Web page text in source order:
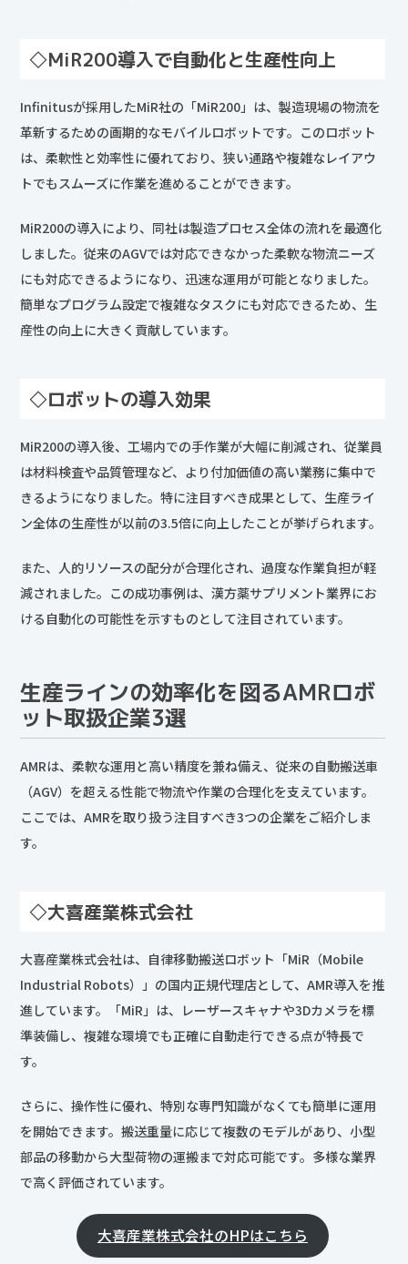
◇MiR200導入で自動化と生産性向上
Infinitusが採用したMiR社の「MiR200」は、製造現場の物流を
革新するための画期的なモバイルロボットです。このロボット
は、柔軟性と効率性に優れており、狭い通路や複雑なレイアウ
トでもスムーズに作業を進めることができます。
MiR200の導入により、同社は製造プロセス全体の流れを最適化
しました。従来のAGVでは対応できなかった柔軟な物流ニーズ
にも対応できるようになり、迅速な運用が可能となりました。
簡単なプログラム設定で複雑なタスクにも対応できるため、生
産性の向上に大きく貢献しています。
◇ロボットの導入効果
MiR200の導入後、工場内での手作業が大幅に削減され、従業員
は材料検査や品質管理など、より付加価値の高い業務に集中で
きるようになりました。特に注目すべき成果として、生産ライ
ン全体の生産性が以前の3.5倍に向上したことが挙げられます。
また、人的リソースの配分が合理化され、過度な作業負担が軽
減されました。この成功事例は、漢方薬サプリメント業界にお
ける自動化の可能性を示すものとして注目されています。
生産ラインの効率化を図るAMRロボ
ット取扱企業3選
AMRは、柔軟な運用と高い精度を兼ね備え、従来の自動搬送車
（AGV）を超える性能で物流や作業の合理化を支えています。
ここでは、AMRを取り扱う注目すべき3つの企業をご紹介しま
す。
◇大喜産業株式会社
大喜産業株式会社は、自律移動搬送ロボット「MiR（Mobile
Industrial Robots）」の国内正規代理店として、AMR導入を推
進しています。「MiR」は、レーザースキャナや3Dカメラを標
準装備し、複雑な環境でも正確に自動走行できる点が特長で
す。
さらに、操作性に優れ、特別な専門知識がなくても簡単に運用
を開始できます。搬送重量に応じて複数のモデルがあり、小型
部品の移動から大型荷物の運搬まで対応可能です。多様な業界
で高く評価されています。
大喜産業株式会社のHPはこちら